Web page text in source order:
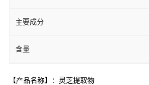
主要成分
含量
【产品名称】： 灵芝提取物